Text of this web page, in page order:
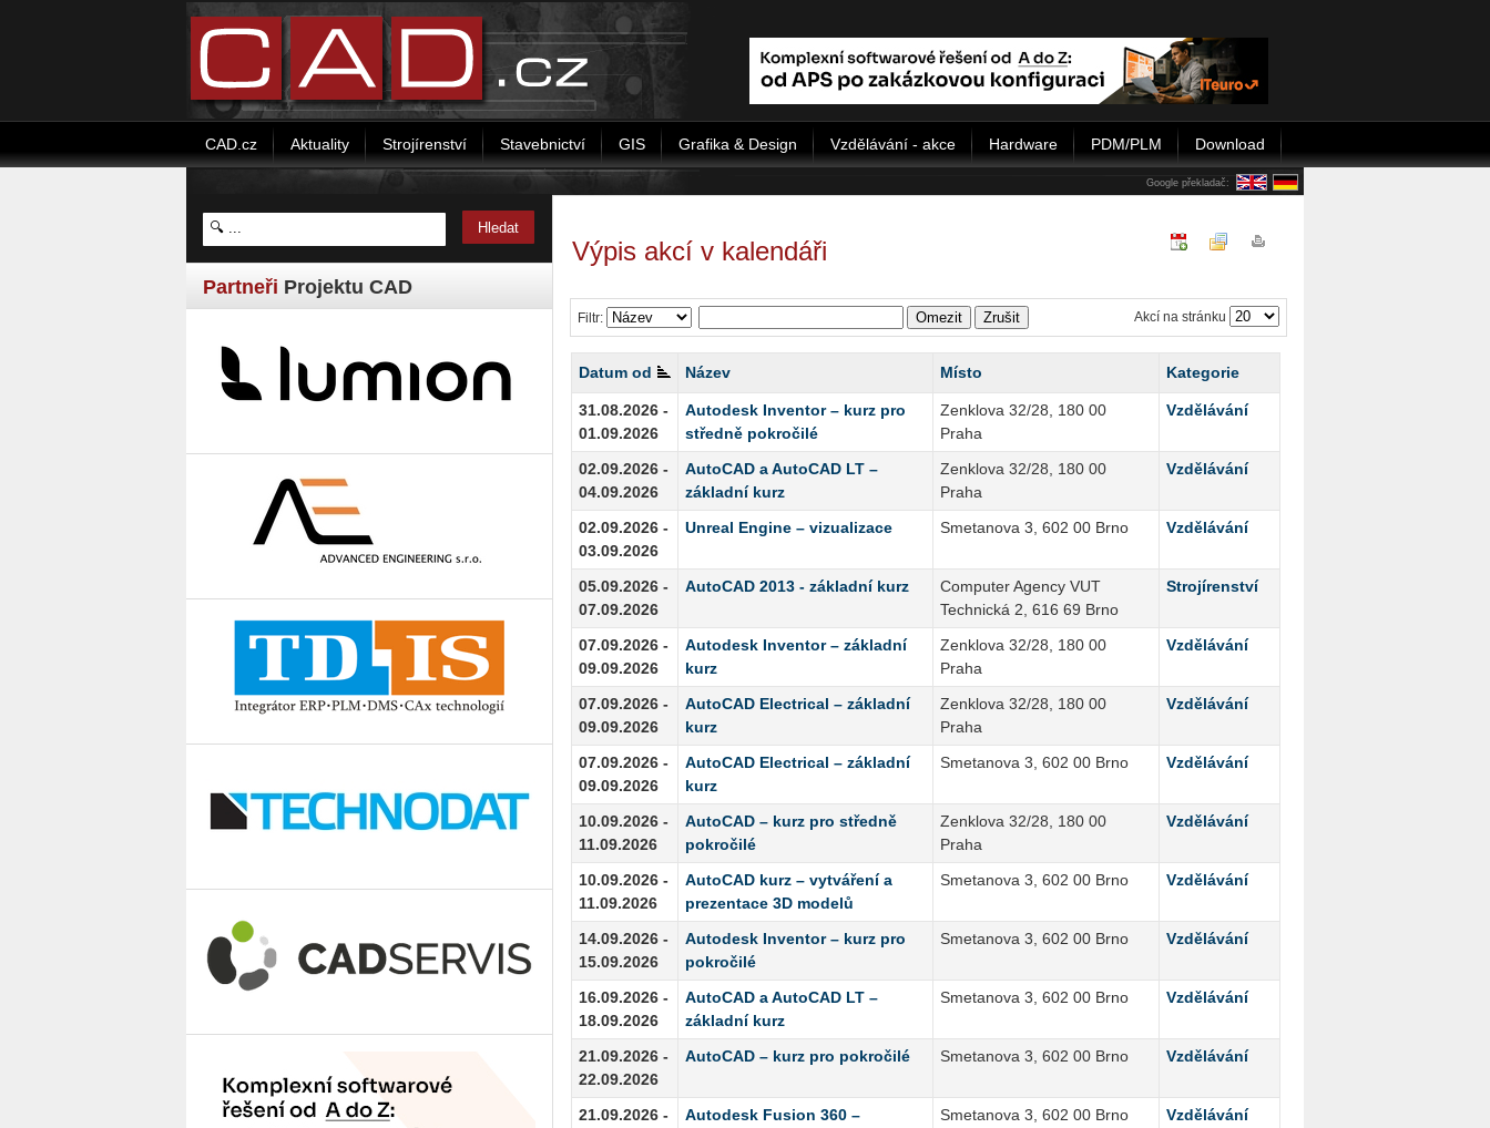
CAD.cz Aktuality Strojírenství Stavebnictví GIS Grafika & Design Vzdělávání - akce Hardware PDM/PLM Download
Google překladač:
Partneři Projektu CAD
Výpis akcí v kalendáři
Filtr: Omezit Zrušit Akcí na stránku
Datum od Název Místo Kategorie
31.08.2026 -
01.09.2026
Autodesk Inventor – kurz pro
středně pokročilé
Zenklova 32/28, 180 00
Praha
Vzdělávání
02.09.2026 -
04.09.2026
AutoCAD a AutoCAD LT –
základní kurz
Zenklova 32/28, 180 00
Praha
Vzdělávání
02.09.2026 -
03.09.2026
Unreal Engine – vizualizace Smetanova 3, 602 00 Brno Vzdělávání
05.09.2026 -
07.09.2026
AutoCAD 2013 - základní kurz
Computer Agency VUT
Technická 2, 616 69 Brno
Strojírenství
07.09.2026 -
09.09.2026
Autodesk Inventor – základní
kurz
Zenklova 32/28, 180 00
Praha
Vzdělávání
07.09.2026 -
09.09.2026
AutoCAD Electrical – základní
kurz
Zenklova 32/28, 180 00
Praha
Vzdělávání
07.09.2026 -
09.09.2026
AutoCAD Electrical – základní
kurz
Smetanova 3, 602 00 Brno Vzdělávání
10.09.2026 -
11.09.2026
AutoCAD – kurz pro středně
pokročilé
Zenklova 32/28, 180 00
Praha
Vzdělávání
10.09.2026 -
11.09.2026
AutoCAD kurz – vytváření a
prezentace 3D modelů
Smetanova 3, 602 00 Brno Vzdělávání
14.09.2026 -
15.09.2026
Autodesk Inventor – kurz pro
pokročilé
Smetanova 3, 602 00 Brno Vzdělávání
16.09.2026 -
18.09.2026
AutoCAD a AutoCAD LT –
základní kurz
Smetanova 3, 602 00 Brno Vzdělávání
21.09.2026 -
22.09.2026
AutoCAD – kurz pro pokročilé Smetanova 3, 602 00 Brno Vzdělávání
21.09.2026 -
Autodesk Fusion 360 –
Smetanova 3, 602 00 Brno Vzdělávání